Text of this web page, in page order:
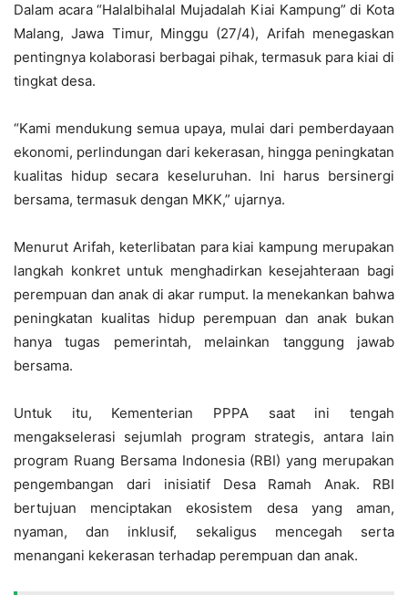
Dalam acara “Halalbihalal Mujadalah Kiai Kampung” di Kota
Malang, Jawa Timur, Minggu (27/4), Arifah menegaskan
pentingnya kolaborasi berbagai pihak, termasuk para kiai di
tingkat desa.
“Kami mendukung semua upaya, mulai dari pemberdayaan
ekonomi, perlindungan dari kekerasan, hingga peningkatan
kualitas hidup secara keseluruhan. Ini harus bersinergi
bersama, termasuk dengan MKK,” ujarnya.
Menurut Arifah, keterlibatan para kiai kampung merupakan
langkah konkret untuk menghadirkan kesejahteraan bagi
perempuan dan anak di akar rumput. Ia menekankan bahwa
peningkatan kualitas hidup perempuan dan anak bukan
hanya tugas pemerintah, melainkan tanggung jawab
bersama.
Untuk itu, Kementerian PPPA saat ini tengah
mengakselerasi sejumlah program strategis, antara lain
program Ruang Bersama Indonesia (RBI) yang merupakan
pengembangan dari inisiatif Desa Ramah Anak. RBI
bertujuan menciptakan ekosistem desa yang aman,
nyaman, dan inklusif, sekaligus mencegah serta
menangani kekerasan terhadap perempuan dan anak.